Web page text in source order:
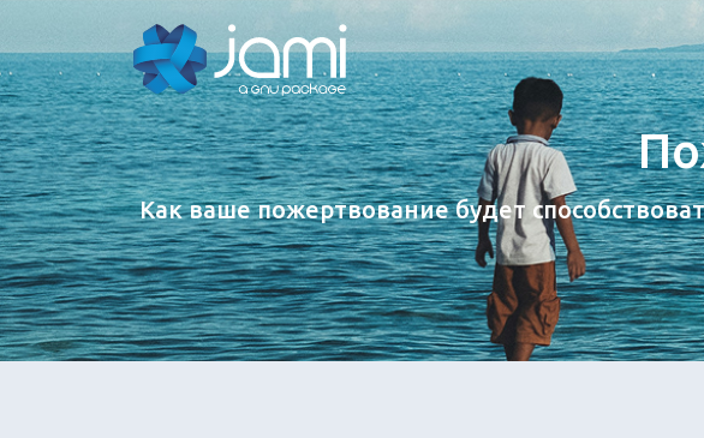
Как ваше пожертвование будет